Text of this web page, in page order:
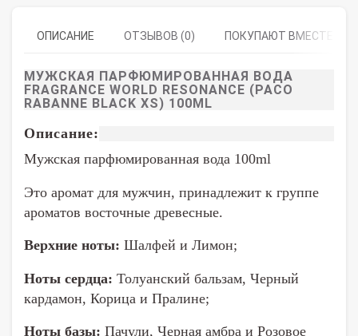
ОПИСАНИЕ ОТЗЫВОВ (0) ПОКУПАЮТ ВМЕСТЕ
МУЖСКАЯ ПАРФЮМИРОВАННАЯ ВОДА
FRAGRANCE WORLD RESONANCE (PACO
RABANNE BLACK XS) 100ML
Описание:
Мужская парфюмированная вода 100ml
Это аромат для мужчин, принадлежит к группе
ароматов восточные древесные.
Верхние ноты: Шалфей и Лимон;
Ноты сердца: Толуанский бальзам, Черный
кардамон, Корица и Пралине;
Ноты базы: Пачули, Черная амбра и Розовое